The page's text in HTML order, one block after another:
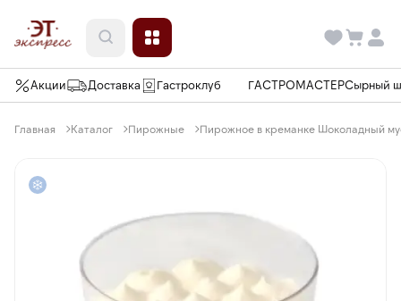
Акции Доставка Гастроклуб ГАСТРОМАСТЕРСырный
Главная Каталог Пирожные Пирожное в креманке Шоколадный